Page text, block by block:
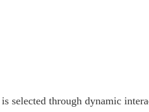
selected through dynamic